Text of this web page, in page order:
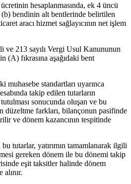
hesaplanmasında, ek 4 üncü
(b) bendinin alt bentlerinde belirtilen
aracı hizmet sağlayıcının net işlem
213 sayılı Vergi Usul Kanununun
(A) fıkrasına aşağıdaki bent
muhasebe standartları uyarınca
takip edilen tutarların
sonucunda oluşan ve bu
düzeltme farkları, bilançonun pasifinde
ve dönem kazancının tespitinde
tutarlar, yatırımın tamamlanarak ilgili
gereken dönem ile bu dönemi takip
eşit taksitler halinde dönem
alınır.